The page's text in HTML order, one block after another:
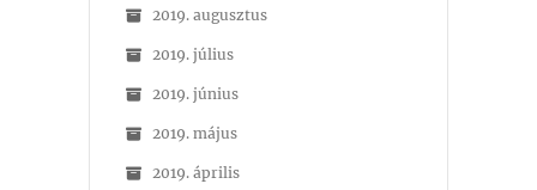
2019. augusztus
2019. július
2019. június
2019. május
2019. április